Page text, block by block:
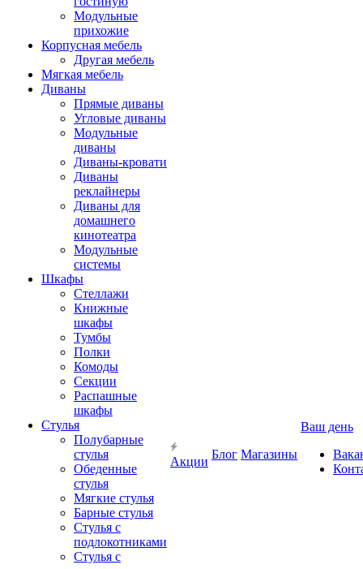
Модульные
прихожие
Корпусная мебель
Другая мебель
Мягкая мебель
Диваны
Прямые диваны
Угловые диваны
Модульные
диваны
Диваны-кровати
Диваны
реклайнеры
Диваны для
домашнего
кинотеатра
Модульные
системы
Шкафы
Стеллажи
Книжные
шкафы
Тумбы
Полки
Комоды
Секции
Распашные
шкафы
Стулья
Полубарные
стулья
Обеденные
стулья
Мягкие стулья
Барные стулья
Стулья с
подлокотниками
Стулья с
Акции
Блог Магазины
Ваш день